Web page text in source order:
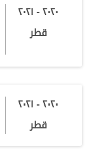
٢٠٢٠ - ٢٠٢١
قطر
٢٠٢٠ - ٢٠٢١
قطر